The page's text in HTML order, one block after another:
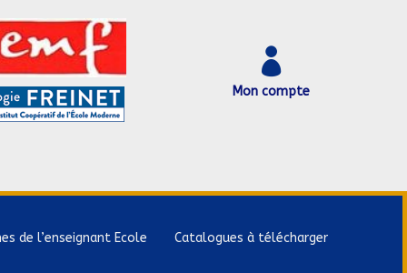

Mon compte
de l’enseignant Ecole Catalogues à télécharger